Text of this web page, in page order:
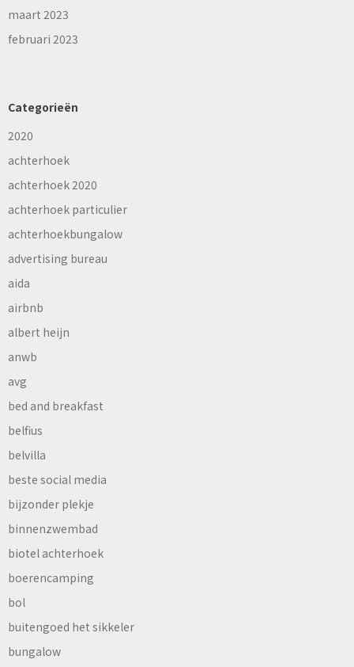
maart 2023
februari 2023
Categorieën
2020
achterhoek
achterhoek 2020
achterhoek particulier
achterhoekbungalow
advertising bureau
aida
airbnb
albert heijn
anwb
avg
bed and breakfast
belfius
belvilla
beste social media
bijzonder plekje
binnenzwembad
biotel achterhoek
boerencamping
bol
buitengoed het sikkeler
bungalow